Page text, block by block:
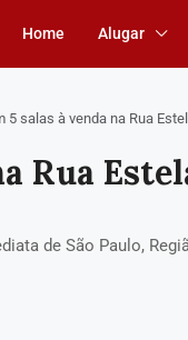
Home Alugar
5 salas à venda na Rua
Rua
de São Paulo,